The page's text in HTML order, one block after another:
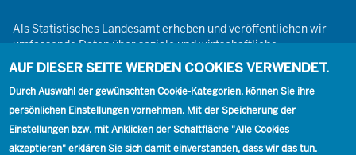
Jahresdurchschnitt
2019 Jahresdurchschnitt
Als Statistisches Landesamt erheben und veröffentlichen wir
umfassende Daten über soziale und wirtschaftliche
Gegebenheiten. Dabei sind wir den Grundsätzen der Neutralität,
Objektivität, wissenschaftlichen Unabhängigkeit und der
statistischen Geheimhaltung verpflichtet.
AUF DIESER SEITE WERDEN COOKIES VERWENDET.
Durch Auswahl der gewünschten Cookie-Kategorien, können Sie ihre
persönlichen Einstellungen vornehmen. Mit der Speicherung der
Einstellungen bzw. mit Anklicken der Schaltfläche "Alle Cookies
akzeptieren" erklären Sie sich damit einverstanden, dass wir das tun.